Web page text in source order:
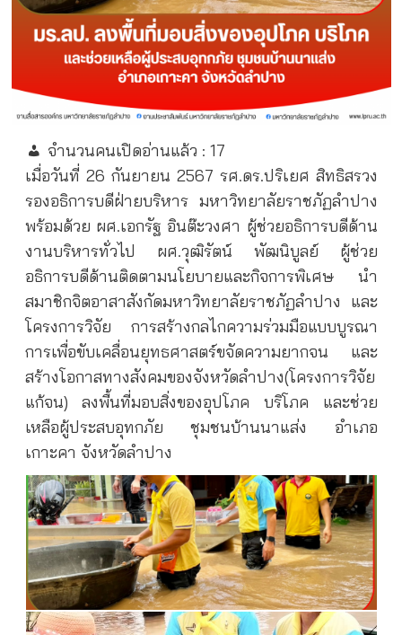
จำนวนคนเปิดอ่านแล้ว : 17
เมื่อวันที่ 26 กันยายน 2567 รศ.ดร.ปริเยศ สิทธิสรวง
รองอธิการบดีฝ่ายบริหาร มหาวิทยาลัยราชภัฏลำปาง
พร้อมด้วย ผศ.เอกรัฐ อินต๊ะวงศา ผู้ช่วยอธิการบดีด้าน
งานบริหารทั่วไป ผศ.วุฒิรัตน์ พัฒนิบูลย์ ผู้ช่วย
อธิการบดีด้านติดตามนโยบายและกิจการพิเศษ นำ
สมาชิกจิตอาสาสังกัดมหาวิทยาลัยราชภัฏลำปาง และ
โครงการวิจัย การสร้างกลไกความร่วมมือแบบบูรณา
การเพื่อขับเคลื่อนยุทธศาสตร์ขจัดความยากจน และ
สร้างโอกาสทางสังคมของจังหวัดลำปาง(โครงการวิจัย
แก้จน) ลงพื้นที่มอบสิ่งของอุปโภค บริโภค และช่วย
เหลือผู้ประสบอุทกภัย ชุมชนบ้านนาแส่ง อำเภอ
เกาะคา จังหวัดลำปาง